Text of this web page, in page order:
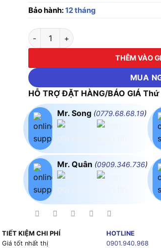
Bảo hành:12 tháng
Cầu Dao Điện EZ9F34463-MCB 4P
THÊM VÀO
MUA
HỖ TRỢ ĐẶT HÀNG/BÁO GIÁ
Mr. Song (0779.68.68.19)
Mr. Quân (0909.346.736)
TIẾT KIỆM CHI PHÍ
Giá tốt nhất thị
HOTLINE
0901.940.968